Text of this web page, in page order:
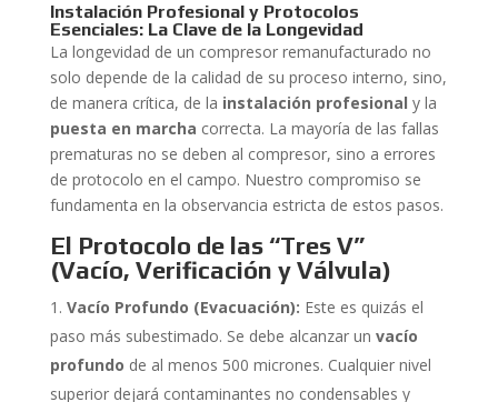
Instalación Profesional y Protocolos
Esenciales: La Clave de la Longevidad
La longevidad de un compresor remanufacturado no
solo depende de la calidad de su proceso interno, sino,
de manera crítica, de la instalación profesional y la
puesta en marcha correcta. La mayoría de las fallas
prematuras no se deben al compresor, sino a errores
de protocolo en el campo. Nuestro compromiso se
fundamenta en la observancia estricta de estos pasos.
El Protocolo de las “Tres V”
(Vacío, Verificación y Válvula)
Vacío Profundo (Evacuación): Este es quizás el
paso más subestimado. Se debe alcanzar un vacío
profundo de al menos 500 micrones. Cualquier nivel
superior dejará contaminantes no condensables y